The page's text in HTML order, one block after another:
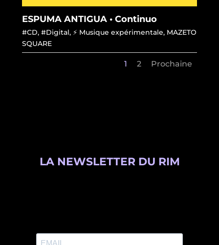
ESPUMA ANTIGUA • Continuo
#CD, #Digital, ⚡ Musique expérimentale, MAZETO
SQUARE
1 2 Prochaine
LA NEWSLETTER DU RIM